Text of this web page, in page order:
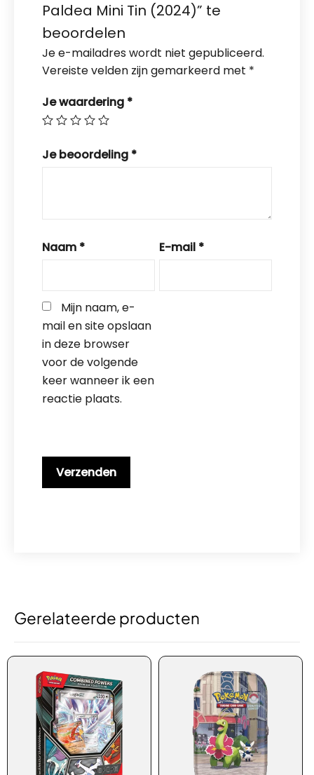
Paldea Mini Tin (2024)” te
beoordelen
Je e-mailadres wordt niet gepubliceerd.
Vereiste velden zijn gemarkeerd met *
Je waardering *
Je beoordeling *
Naam * E-mail *
Mijn naam, e-
mail en site opslaan
in deze browser
voor de volgende
keer wanneer ik een
reactie plaats.
Gerelateerde producten